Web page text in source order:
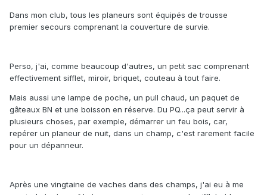
Dans mon club, tous les planeurs sont équipés de trousse
premier secours comprenant la couverture de survie.
Perso, j'ai, comme beaucoup d'autres, un petit sac comprenant
effectivement sifflet, miroir, briquet, couteau à tout faire.
Mais aussi une lampe de poche, un pull chaud, un paquet de
gâteaux BN et une boisson en réserve. Du PQ...ça peut servir à
plusieurs choses, par exemple, démarrer un feu bois, car,
repérer un planeur de nuit, dans un champ, c'est rarement facile
pour un dépanneur.
Après une vingtaine de vaches dans des champs, j'ai eu à me